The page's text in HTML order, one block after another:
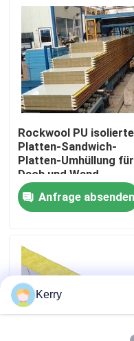
Über uns
Fabrik-Ausflug
Qualitätskontrolle
Treten Sie mit uns
Fordern Sie ein Zitat
Rockwool PU isolierte
Platten-Sandwich-
Platten-Umhüllung für
Dach und Wand
Anfrage absenden
Kerry